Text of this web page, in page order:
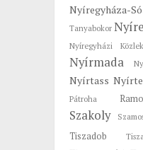
Nyíregyháza-
Tanyabokor
Nyíregyházi
Nyírmada
Nyírtass
Pátroha
Szakoly
Tiszadob